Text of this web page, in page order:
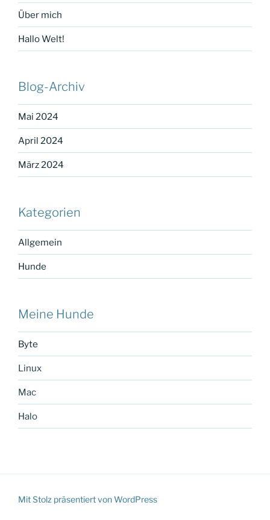
Über mich
Hallo Welt!
Blog-Archiv
Mai 2024
April 2024
März 2024
Kategorien
Allgemein
Hunde
Meine Hunde
Byte
Linux
Mac
Halo
Mit Stolz präsentiert von WordPress